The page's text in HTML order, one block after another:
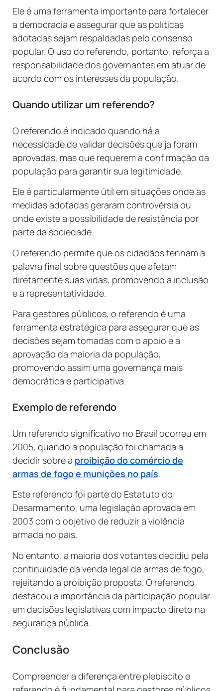
Ele é uma ferramenta importante para fortalecer
a democracia e assegurar que as políticas
adotadas sejam respaldadas pelo consenso
popular. O uso do referendo, portanto, reforça a
responsabilidade dos governantes em atuar de
acordo com os interesses da população.
Quando utilizar um referendo?
O referendo é indicado quando há a
necessidade de validar decisões que já foram
aprovadas, mas que requerem a confirmação da
população para garantir sua legitimidade.
Ele é particularmente útil em situações onde as
medidas adotadas geraram controvérsia ou
onde existe a possibilidade de resistência por
parte da sociedade.
O referendo permite que os cidadãos tenham a
palavra final sobre questões que afetam
diretamente suas vidas, promovendo a inclusão
e a representatividade.
Para gestores públicos, o referendo é uma
ferramenta estratégica para assegurar que as
decisões sejam tomadas com o apoio e a
aprovação da maioria da população,
promovendo assim uma governança mais
democrática e participativa.
Exemplo de referendo
Um referendo significativo no Brasil ocorreu em
2005, quando a população foi chamada a
decidir sobre a proibição do comércio de
armas de fogo e munições no país.
Este referendo foi parte do Estatuto do
Desarmamento, uma legislação aprovada em
2003 com o objetivo de reduzir a violência
armada no país.
No entanto, a maioria dos votantes decidiu pela
continuidade da venda legal de armas de fogo,
rejeitando a proibição proposta. O referendo
destacou a importância da participação popular
em decisões legislativas com impacto direto na
segurança pública.
Conclusão
Compreender a diferença entre plebiscito e